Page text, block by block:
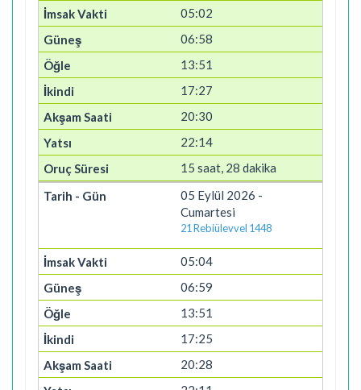
05:02
06:58
13:51
17:27
20:30
22:14
15 saat, 28 dakika
05 Eylül 2026 -
Cumartesi
21 Rebiülevvel 1448
05:04
06:59
13:51
17:25
20:28